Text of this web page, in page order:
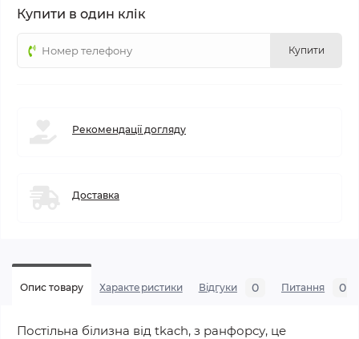
Купити в один клік
Купити
Рекомендації догляду
Доставка
Опис товару Характеристики Відгуки 0 Питання 0
Постільна білизна від tkach, з ранфорсу, це